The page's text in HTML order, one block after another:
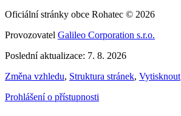
Oficiální stránky obce Rohatec © 2026
Provozovatel Galileo Corporation s.r.o.
Poslední aktualizace: 7. 8. 2026
Změna vzhledu, Struktura stránek, Vytisknout
Prohlášení o přístupnosti